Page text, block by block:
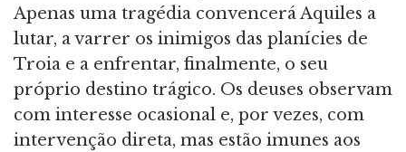
Apenas uma tragédia convencerá Aquiles a
lutar, a varrer os inimigos das planícies de
Troia e a enfrentar, finalmente, o seu
próprio destino trágico. Os deuses observam
com interesse ocasional e, por vezes, com
intervenção direta, mas estão imunes aos